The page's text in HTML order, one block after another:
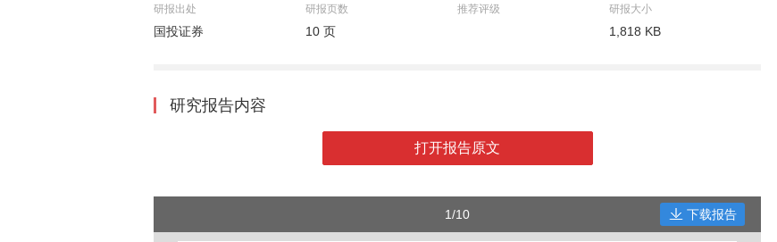
研报出处
国投证券
研报页数
10 页
推荐评级 研报大小
1,818 KB
研究报告内容
打开报告原文
1/10 下载报告